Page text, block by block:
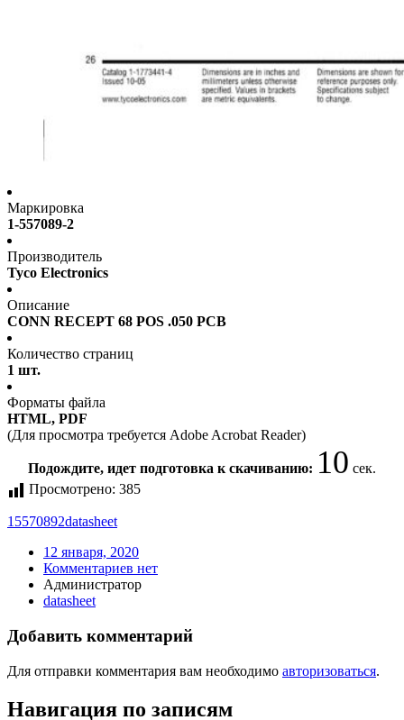
Маркировка
1-557089-2
Производитель
Tyco Electronics
Описание
CONN RECEPT 68 POS .050 PCB
Количество страниц
1 шт.
Форматы файла
HTML, PDF
(Для просмотра требуется Adobe Acrobat Reader)
Подождите, идет подготовка к скачиванию: 10 сек.
Просмотрено: 385
15570892datasheet
12 января, 2020
Комментариев нет
Администратор
datasheet
Добавить комментарий
Для отправки комментария вам необходимо авторизоваться.
Навигация по записям